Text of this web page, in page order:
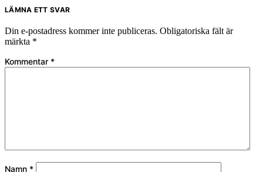
LÄMNA ETT SVAR
Din e-postadress kommer inte publiceras. Obligatoriska fält är
märkta *
Kommentar *
Namn *